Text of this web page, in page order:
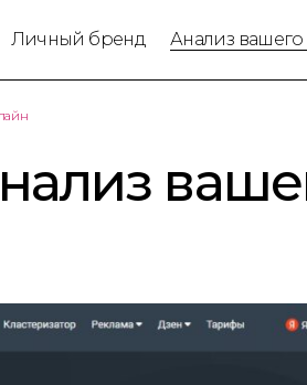
Личный бренд Анализ вашего